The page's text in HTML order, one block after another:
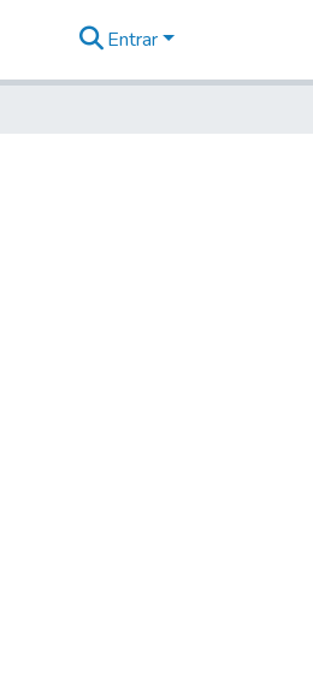
Entrar